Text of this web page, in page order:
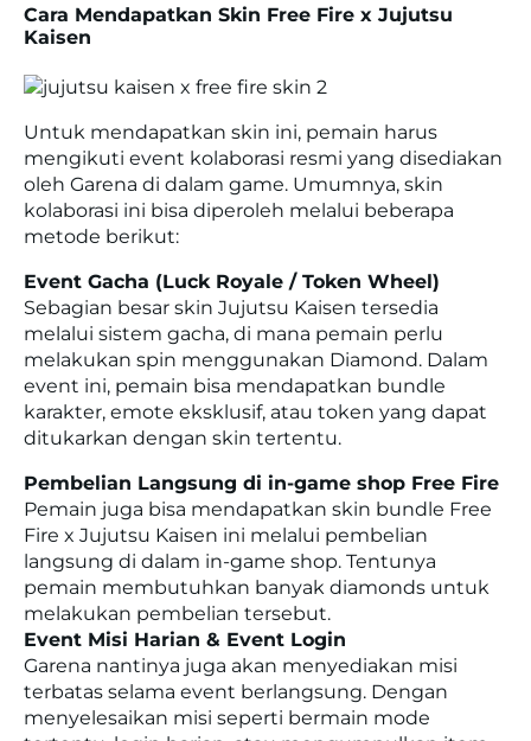
Cara Mendapatkan Skin Free Fire x Jujutsu
Kaisen
Untuk mendapatkan skin ini, pemain harus
mengikuti event kolaborasi resmi yang disediakan
oleh Garena di dalam game. Umumnya, skin
kolaborasi ini bisa diperoleh melalui beberapa
metode berikut:
Event Gacha (Luck Royale / Token Wheel)
Sebagian besar skin Jujutsu Kaisen tersedia
melalui sistem gacha, di mana pemain perlu
melakukan spin menggunakan Diamond. Dalam
event ini, pemain bisa mendapatkan bundle
karakter, emote eksklusif, atau token yang dapat
ditukarkan dengan skin tertentu.
Pembelian Langsung di in-game shop Free Fire
Pemain juga bisa mendapatkan skin bundle Free
Fire x Jujutsu Kaisen ini melalui pembelian
langsung di dalam in-game shop. Tentunya
pemain membutuhkan banyak diamonds untuk
melakukan pembelian tersebut.
Event Misi Harian & Event Login
Garena nantinya juga akan menyediakan misi
terbatas selama event berlangsung. Dengan
menyelesaikan misi seperti bermain mode